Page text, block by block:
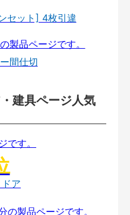
セット] 4枚引違
間仕切
建具ページ人気
ア